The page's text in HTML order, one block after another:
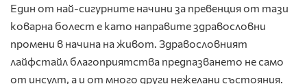
Един от най-сигурните начини за превенция от тази
коварна болест е като направите здравословни
промени в начина на живот. Здравословният
лайфстайл благоприятства предпазването не само
от инсулт, а и от много други нежелани състояния.